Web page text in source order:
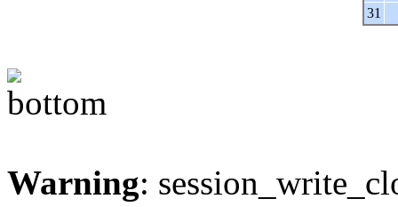
31
Warning: